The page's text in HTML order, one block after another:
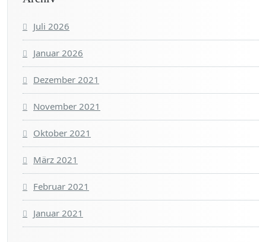
Juli 2026
Januar 2026
Dezember 2021
November 2021
Oktober 2021
März 2021
Februar 2021
Januar 2021